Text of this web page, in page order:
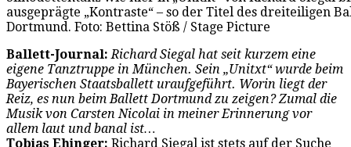
ausgeprägte „Kontraste“ – so der Titel des dreiteiligen
Dortmund. Foto: Bettina Stöß / Stage Picture
Ballett-Journal: Richard Siegal hat seit kurzem eine
eigene Tanztruppe in München. Sein „Unitxt“ wurde beim
Bayerischen Staatsballett uraufgeführt. Worin liegt der
Reiz, es nun beim Ballett Dortmund zu zeigen? Zumal die
Musik von Carsten Nicolai in meiner Erinnerung vor
allem laut und banal ist…
Tobias Ehinger: Richard Siegal ist stets auf der Suche